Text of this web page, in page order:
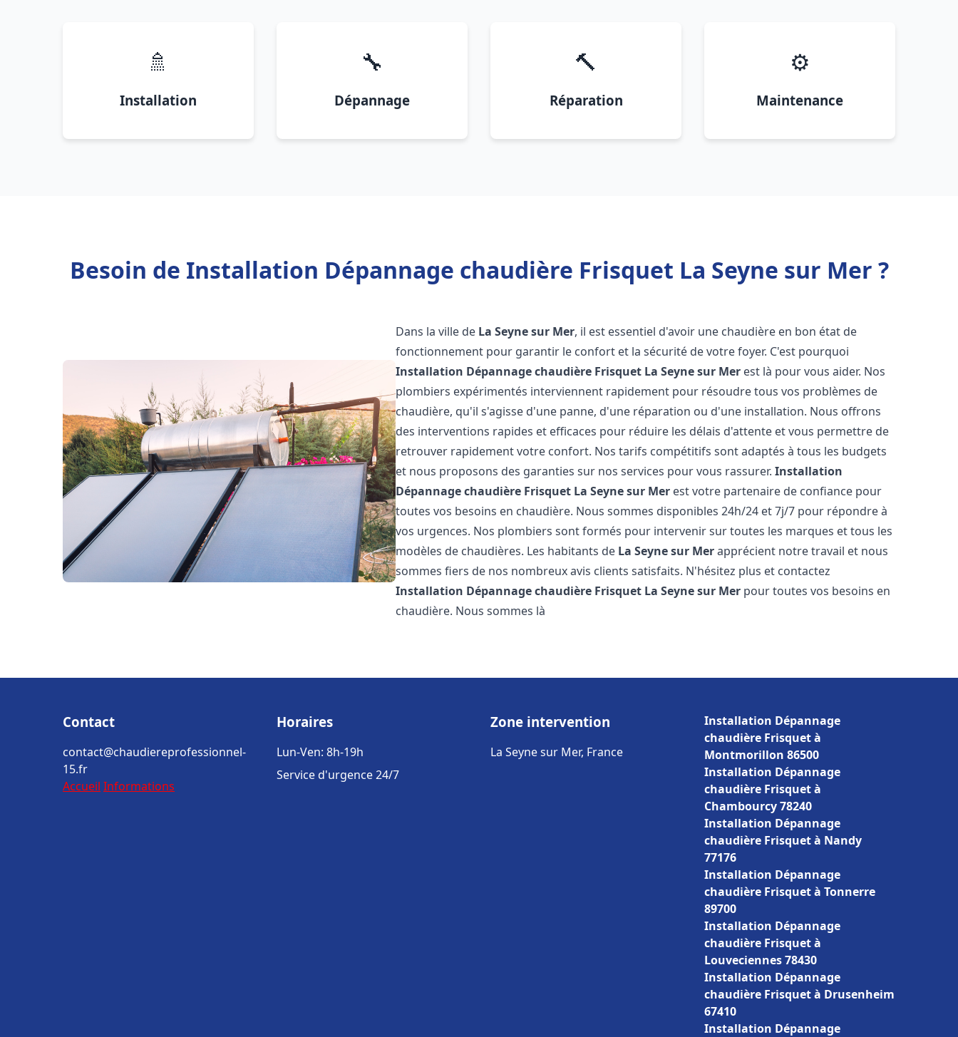
🚿
Installation
🔧
Dépannage
🔨
Réparation
⚙️
Maintenance
Besoin de Installation Dépannage chaudière Frisquet La Seyne sur Mer ?
Dans la ville de La Seyne sur Mer, il est essentiel d'avoir une chaudière en bon état de
fonctionnement pour garantir le confort et la sécurité de votre foyer. C'est pourquoi
Installation Dépannage chaudière Frisquet La Seyne sur Mer est là pour vous aider. Nos
plombiers expérimentés interviennent rapidement pour résoudre tous vos problèmes de
chaudière, qu'il s'agisse d'une panne, d'une réparation ou d'une installation. Nous offrons
des interventions rapides et efficaces pour réduire les délais d'attente et vous permettre de
retrouver rapidement votre confort. Nos tarifs compétitifs sont adaptés à tous les budgets
et nous proposons des garanties sur nos services pour vous rassurer.Installation
Dépannage chaudière Frisquet La Seyne sur Mer est votre partenaire de confiance pour
toutes vos besoins en chaudière. Nous sommes disponibles 24h/24 et 7j/7 pour répondre à
vos urgences. Nos plombiers sont formés pour intervenir sur toutes les marques et tous les
modèles de chaudières. Les habitants de La Seyne sur Merapprécient notre travail et nous
sommes fiers de nos nombreux avis clients satisfaits. N'hésitez plus et contactez
Installation Dépannage chaudière Frisquet La Seyne sur Mer pour toutes vos besoins en
chaudière. Nous sommes là
Contact
contact@chaudiereprofessionnel-
15.fr
Accueil Informations
Horaires
Lun-Ven: 8h-19h
Service d'urgence 24/7
Zone intervention
La Seyne sur Mer, France
Installation Dépannage
chaudière Frisquet à
Montmorillon 86500
Installation Dépannage
chaudière Frisquet à
Chambourcy 78240
Installation Dépannage
chaudière Frisquet à Nandy
77176
Installation Dépannage
chaudière Frisquet à Tonnerre
89700
Installation Dépannage
chaudière Frisquet à
Louveciennes 78430
Installation Dépannage
chaudière Frisquet à Drusenheim
67410
Installation Dépannage